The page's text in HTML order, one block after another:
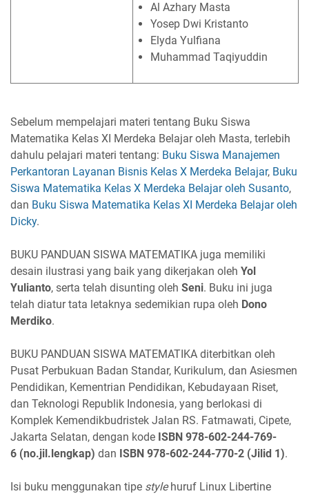
Al Azhary Masta
Yosep Dwi Kristanto
Elyda Yulfiana
Muhammad Taqiyuddin
Sebelum mempelajari materi tentang Buku Siswa
Matematika Kelas XI Merdeka Belajar oleh Masta, terlebih
dahulu pelajari materi tentang: Buku Siswa Manajemen
Perkantoran Layanan Bisnis Kelas X Merdeka Belajar, Buku
Siswa Matematika Kelas X Merdeka Belajar oleh Susanto,
dan Buku Siswa Matematika Kelas XI Merdeka Belajar oleh
Dicky.
BUKU PANDUAN SISWA MATEMATIKA juga memiliki
desain ilustrasi yang baik yang dikerjakan oleh Yol
Yulianto, serta telah disunting oleh Seni. Buku ini juga
telah diatur tata letaknya sedemikian rupa oleh Dono
Merdiko.
BUKU PANDUAN SISWA MATEMATIKA diterbitkan oleh
Pusat Perbukuan Badan Standar, Kurikulum, dan Asiesmen
Pendidikan, Kementrian Pendidikan, Kebudayaan Riset,
dan Teknologi Republik Indonesia, yang berlokasi di
Komplek Kemendikbudristek Jalan RS. Fatmawati, Cipete,
Jakarta Selatan, dengan kode ISBN 978-602-244-769-
6 (no.jil.lengkap) dan ISBN 978-602-244-770-2 (Jilid 1).
Isi buku menggunakan tipe stylehuruf Linux Libertine